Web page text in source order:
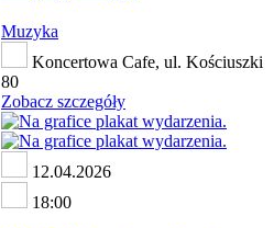
Muzyka
Koncertowa Cafe, ul. Kościuszki
80
Zobacz szczegóły
12.04.2026
18:00